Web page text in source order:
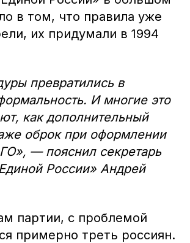
в том, что правила уже
их придумали в 1994
превратились в
И многие это
как дополнительный
оброк при оформлении
— пояснил секретарь
России» Андрей
партии, с проблемой
примерно треть россиян.